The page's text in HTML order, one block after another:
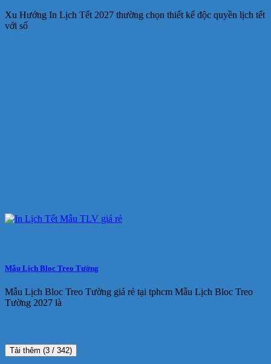
Xu Hướng In Lịch Tết 2027 thường chọn thiết kế độc quyền lịch tết
với số
Mẫu Lịch Bloc Treo Tường
Mẫu Lịch Bloc Treo Tường giá rẻ tại tphcm Mẫu Lịch Bloc Treo
Tường 2027 là
Tải thêm (3 / 342)